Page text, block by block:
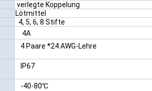
verlegte Koppelung
Lötmittel
4, 5, 6, 8 Stifte
4A
4 Paare *24 AWG-Lehre
IP67
-40-80℃